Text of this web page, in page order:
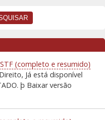
(completo e resumido)
Já está disponível
þ Baixar versão